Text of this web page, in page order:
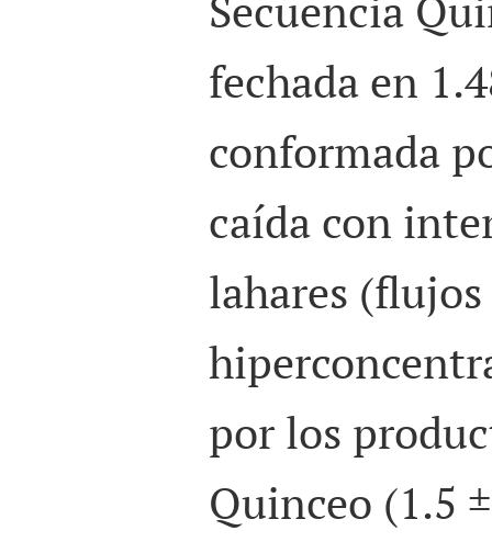
fechada en
conformada
caída con
lahares (flujos
por los
Quinceo (1.5